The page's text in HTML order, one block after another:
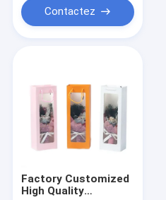
Contactez
Factory Customized
High Quality